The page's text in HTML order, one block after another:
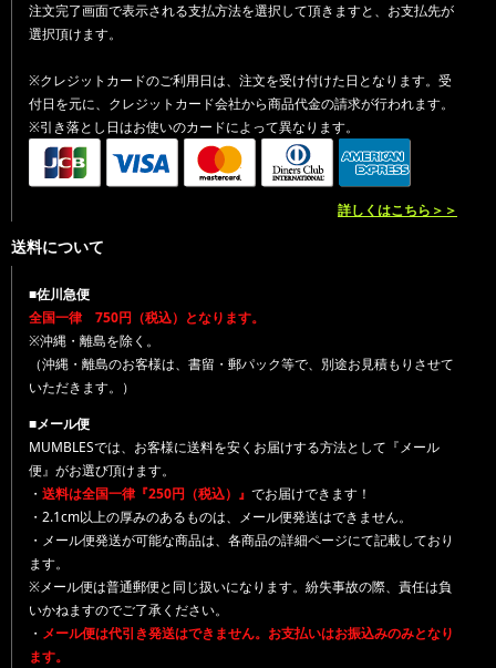
注文完了画面で表示される支払方法を選択して頂きますと、お支払先が
選択頂けます。
※クレジットカードのご利用日は、注文を受け付けた日となります。受
付日を元に、クレジットカード会社から商品代金の請求が行われます。
※引き落とし日はお使いのカードによって異なります。
詳しくはこちら＞＞
送料について
■佐川急便
全国一律 750円（税込）となります。
※沖縄・離島を除く。
（沖縄・離島のお客様は、書留・郵パック等で、別途お見積もりさせて
いただきます。）
■メール便
MUMBLESでは、お客様に送料を安くお届けする方法として『メール
便』がお選び頂けます。
・ 送料は全国一律『250円（税込）』 でお届けできます！
・2.1cm以上の厚みのあるものは、メール便発送はできません。
・メール便発送が可能な商品は、各商品の詳細ページにて記載しており
ます。
※メール便は普通郵便と同じ扱いになります。紛失事故の際、責任は負
いかねますのでご了承ください。
・ メール便は代引き発送はできません。お支払いはお振込みのみとなり
ます。